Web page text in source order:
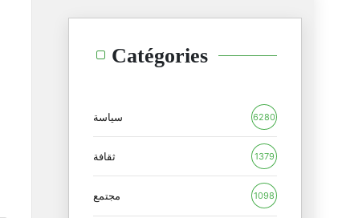
Catégories
سياسة 6280
ثقافة 1379
مجتمع 1098